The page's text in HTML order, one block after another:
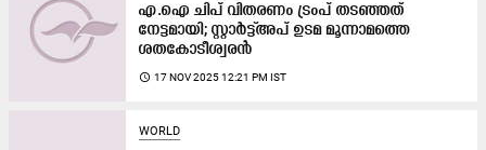
എ.ഐ ചിപ് വിതരണം ട്രംപ് തടഞ്ഞത്
നേട്ടമായി; സ്റ്റാർട്ട്അപ് ഉടമ മൂന്നാമത്തെ
ശതകോടീശ്വരൻ
access_time 17 NOV 2025 12:21 PM IST
WORLD